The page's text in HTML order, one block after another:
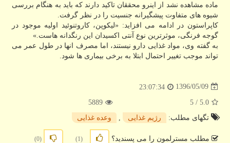
ماده مشاهده نشد از اینرو محققان تاكید دارند كه باید به هنگام بررسی
شیوه های متفاوت پیشگیرانه جنسیت را در نظر گرفت.
كاپراستون در ادامه می افزاید: «لیكوپن، كاروتنوئید اولیه موجود در
گوجه فرنگی، موثرترین نوع آنتی اكسیدان این رنگدانه هاست.»
به گفته وی، مواد غذایی دارو نیستند، اما مصرف انها در طول عمر می
تواند موجب تغییر احتمال ابتلا به برخی بیماری ها شود.
1396/05/09
23:07:34
5.0
/ 5
5889
تگهای مطلب:
رژیم غذایی وعده غذایی
مطلب مسترلمون را می پسندید؟ (1)
(0)